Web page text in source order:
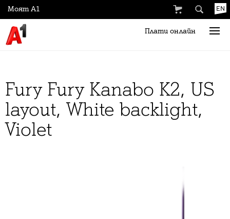
EN
Плати онлайн
Моят А1
Fury Fury Kanabo K2, US
layout, White backlight,
Violet